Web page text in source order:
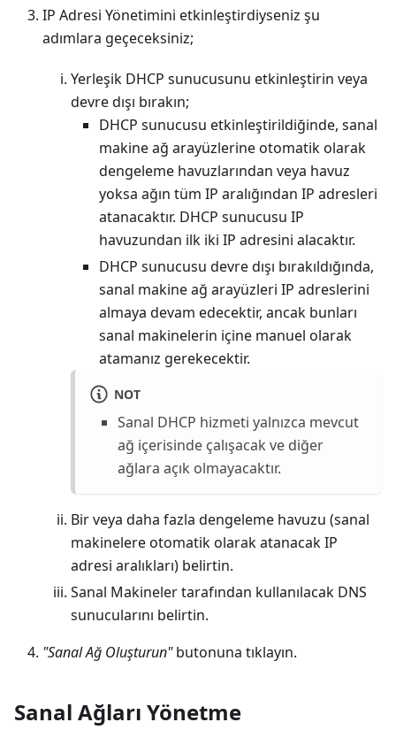
IP Adresi Yönetimini etkinleştirdiyseniz şu
adımlara geçeceksiniz;
Yerleşik DHCP sunucusunu etkinleştirin veya
devre dışı bırakın;
DHCP sunucusu etkinleştirildiğinde, sanal
makine ağ arayüzlerine otomatik olarak
dengeleme havuzlarından veya havuz
yoksa ağın tüm IP aralığından IP adresleri
atanacaktır. DHCP sunucusu IP
havuzundan ilk iki IP adresini alacaktır.
DHCP sunucusu devre dışı bırakıldığında,
sanal makine ağ arayüzleri IP adreslerini
almaya devam edecektir, ancak bunları
sanal makinelerin içine manuel olarak
atamanız gerekecektir.
NOT
Sanal DHCP hizmeti yalnızca mevcut
ağ içerisinde çalışacak ve diğer
ağlara açık olmayacaktır.
Bir veya daha fazla dengeleme havuzu (sanal
makinelere otomatik olarak atanacak IP
adresi aralıkları) belirtin.
Sanal Makineler tarafından kullanılacak DNS
sunucularını belirtin.
"Sanal Ağ Oluşturun"butonuna tıklayın.
Sanal Ağları Yönetme